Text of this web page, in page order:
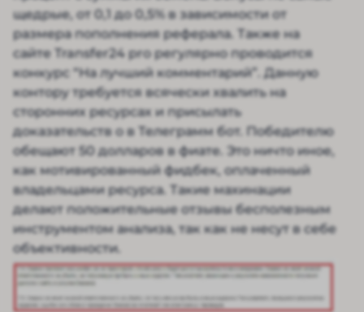
щедрые, от 0,1 до 0,5% в зависимости от
размера пополнения реферала. Также на
сайте Transfer24 pro регулярно проводится
конкурс “На лучший комментарий”. Данную
контору требуется всячески хвалить на
сторонних ресурсах и присылать
доказательств о в Телеграмм бот. Победителю
обещают 50 долларов в фиате. Это ничто иное,
как мотивированный фидбек, оплаченный
владельцами ресурса. Такие махинации
делают положительные отзывы бесполезным
инструментом анализа, так как не несут в себе
объективности.